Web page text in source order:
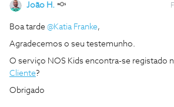
João H.
Boa tarde @Katia Franke,
Agradecemos o seu testemunho.
O serviço NOS Kids encontra-se registado
Cliente?
Obrigado